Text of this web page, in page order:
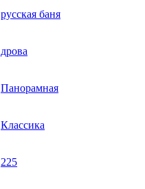
русская баня
дрова
Панорамная
Классика
225